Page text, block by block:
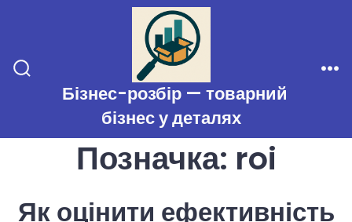
вмісту
Перемикач
пошукуБізнес-розбір — товарний
бізнес у деталях
Позначка: roi
Як оцінити ефективність